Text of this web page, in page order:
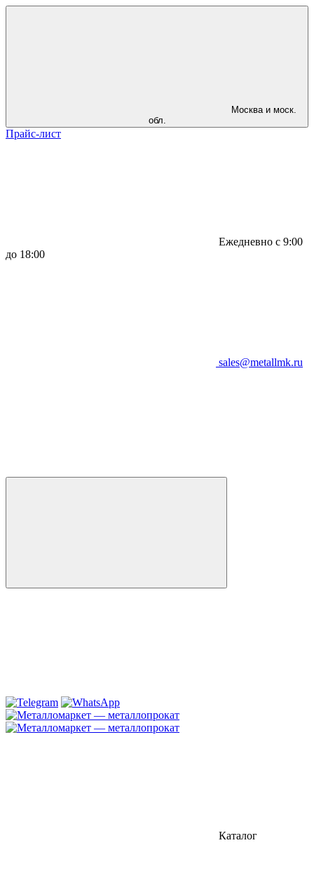
Москва и моск.
обл.
Прайс-лист
Ежедневно с 9:00
до 18:00
sales@metallmk.ru
Каталог